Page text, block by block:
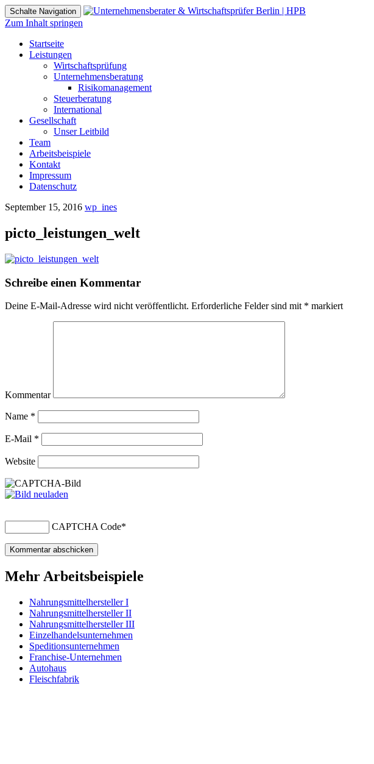
Schalte Navigation
Zum Inhalt springen
Startseite
Leistungen
Wirtschaftsprüfung
Unternehmensberatung
Risikomanagement
Steuerberatung
International
Gesellschaft
Unser Leitbild
Team
Arbeitsbeispiele
Kontakt
Impressum
Datenschutz
September 15, 2016 wp_ines
picto_leistungen_welt
Schreibe einen Kommentar
Deine E-Mail-Adresse wird nicht veröffentlicht. Erforderliche Felder sind mit * markiert
Kommentar
Name *
E-Mail *
Website
CAPTCHA Code*
Mehr Arbeitsbeispiele
Nahrungsmittelhersteller I
Nahrungsmittelhersteller II
Nahrungsmittelhersteller III
Einzelhandelsunternehmen
Speditionsunternehmen
Franchise-Unternehmen
Autohaus
Fleischfabrik